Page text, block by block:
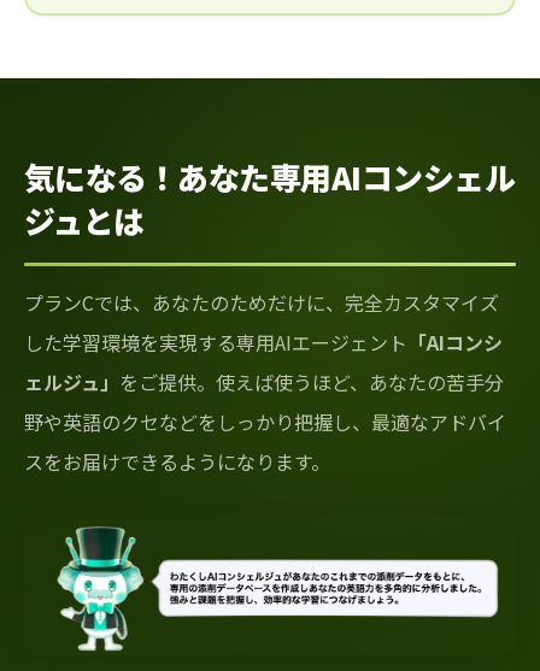
気になる！あなた専用AIコンシェル
ジュとは
プランCでは、あなたのためだけに、完全カスタマイズ
した学習環境を実現する専用AIエージェント 「AIコンシ
ェルジュ」 をご提供。使えば使うほど、あなたの苦手分
野や英語のクセなどをしっかり把握し、最適なアドバイ
スをお届けできるようになります。